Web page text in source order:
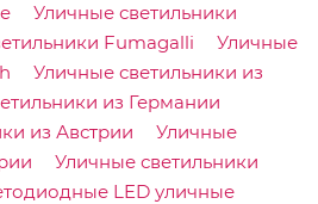
Уличные светильники
Fumagalli
Уличные
Уличные светильники из
из Германии
из Австрии
Уличные
Уличные светильники
LED уличные